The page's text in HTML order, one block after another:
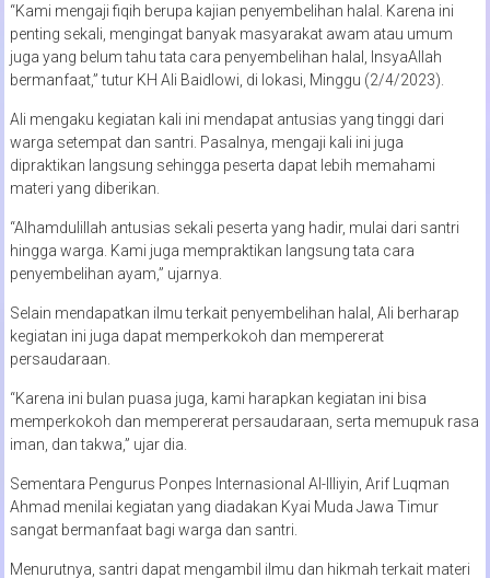
“Kami mengaji fiqih berupa kajian penyembelihan halal. Karena ini
penting sekali, mengingat banyak masyarakat awam atau umum
juga yang belum tahu tata cara penyembelihan halal, InsyaAllah
bermanfaat,” tutur KH Ali Baidlowi, di lokasi, Minggu (2/4/2023).
Ali mengaku kegiatan kali ini mendapat antusias yang tinggi dari
warga setempat dan santri. Pasalnya, mengaji kali ini juga
dipraktikan langsung sehingga peserta dapat lebih memahami
materi yang diberikan.
“Alhamdulillah antusias sekali peserta yang hadir, mulai dari santri
hingga warga. Kami juga mempraktikan langsung tata cara
penyembelihan ayam,” ujarnya.
Selain mendapatkan ilmu terkait penyembelihan halal, Ali berharap
kegiatan ini juga dapat memperkokoh dan mempererat
persaudaraan.
“Karena ini bulan puasa juga, kami harapkan kegiatan ini bisa
memperkokoh dan mempererat persaudaraan, serta memupuk rasa
iman, dan takwa,” ujar dia.
Sementara Pengurus Ponpes Internasional Al-Illiyin, Arif Luqman
Ahmad menilai kegiatan yang diadakan Kyai Muda Jawa Timur
sangat bermanfaat bagi warga dan santri.
Menurutnya, santri dapat mengambil ilmu dan hikmah terkait materi